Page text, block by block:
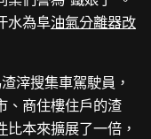
水為阜油氣分離器改
滓搜集車駕駛員，
、商住樓住戶的渣
比本來擴展了一倍，